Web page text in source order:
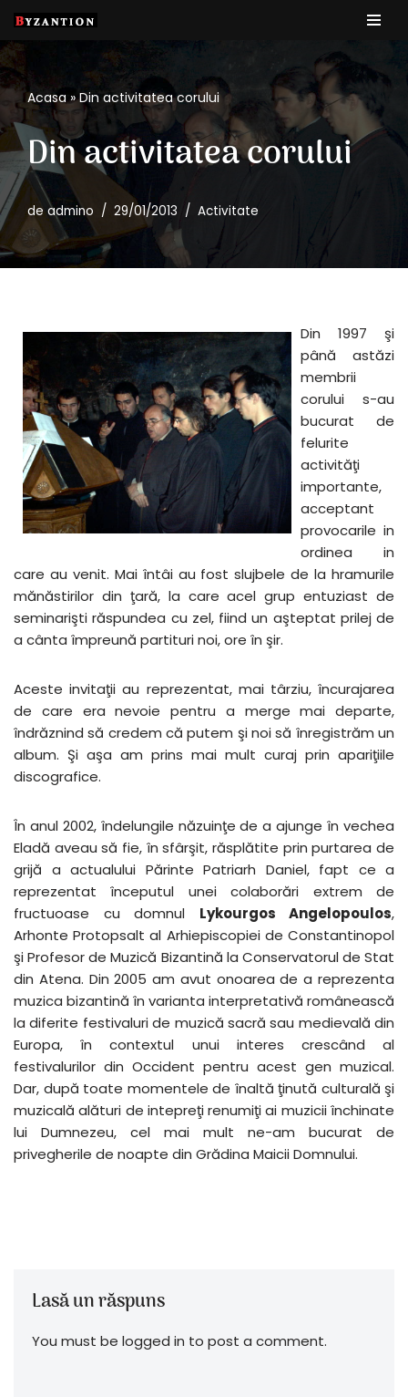
Sari
la
conținut
Acasa»Din activitatea corului
Din activitatea corului
de admino 29/01/2013 Activitate
Din 1997 şi
până astăzi
membrii
corului s-au
bucurat de
felurite
activităţi
importante,
acceptant
provocarile in
ordinea in
care au venit. Mai întâi au fost slujbele de la hramurile
mănăstirilor din ţară, la care acel grup entuziast de
seminarişti răspundea cu zel, fiind un aşteptat prilej de
a cânta împreună partituri noi, ore în şir.
Aceste invitaţii au reprezentat, mai târziu, încurajarea
de care era nevoie pentru a merge mai departe,
îndrăznind să credem că putem şi noi să înregistrăm un
album. Şi aşa am prins mai mult curaj prin apariţiile
discografice.
În anul 2002, îndelungile năzuinţe de a ajunge în vechea
Eladă aveau să fie, în sfârşit, răsplătite prin purtarea de
grijă a actualului Părinte Patriarh Daniel, fapt ce a
reprezentat începutul unei colaborări extrem de
fructuoase cu domnul Lykourgos Angelopoulos,
Arhonte Protopsalt al Arhiepiscopiei de Constantinopol
şi Profesor de Muzică Bizantină la Conservatorul de Stat
din Atena. Din 2005 am avut onoarea de a reprezenta
muzica bizantină în varianta interpretativă românească
la diferite festivaluri de muzică sacră sau medievală din
Europa, în contextul unui interes crescând al
festivalurilor din Occident pentru acest gen muzical.
Dar, după toate momentele de înaltă ţinută culturală şi
muzicală alături de intepreţi renumiţi ai muzicii închinate
lui Dumnezeu, cel mai mult ne-am bucurat de
privegherile de noapte din Grădina Maicii Domnului.
Lasă un răspuns
You must be logged in to post a comment.